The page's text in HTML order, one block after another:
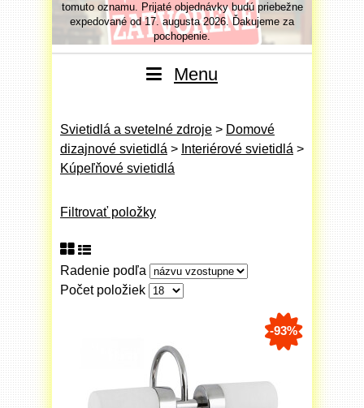
za
tomuto oznamu. Prijaté objednávky budú priebežne
expedované od 17. augusta 2026. Ďakujeme za
pochopenie.
tomuto
Menu
Svietidlá a svetelné zdroje > Domové
dizajnové svietidlá > Interiérové svietidlá >
Kúpeľňové svietidlá
Filtrovať položky
Radenie podľa
Počet položiek
-93%